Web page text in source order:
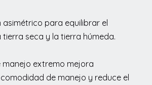
asimétrico para equilibrar el
tierra seca y la tierra húmeda.
manejo extremo mejora
de manejo y reduce el